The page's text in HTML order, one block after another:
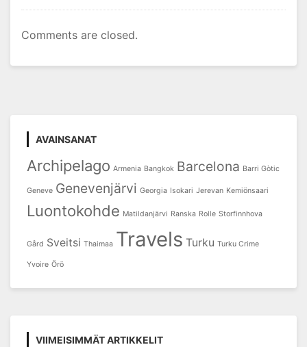
Comments are closed.
AVAINSANAT
Archipelago Armenia Bangkok Barcelona Barri Gòtic
Geneve Genevenjärvi Georgia Isokari Jerevan Kemiönsaari
Luontokohde Matildanjärvi Ranska Rolle Storfinnhova
Gård Sveitsi Thaimaa Travels Turku Turku Crime
Yvoire Örö
VIIMEISIMMÄT ARTIKKELIT